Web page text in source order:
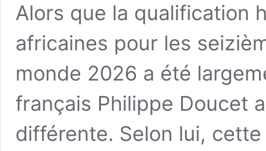
Alors que la qualification
africaines pour les
monde 2026 a été
français Philippe Doucet
différente. Selon lui,